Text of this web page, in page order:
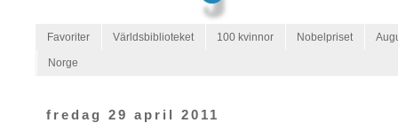
Favoriter Världsbiblioteket 100 kvinnor Nobelpriset
Norge
fredag 29 april 2011